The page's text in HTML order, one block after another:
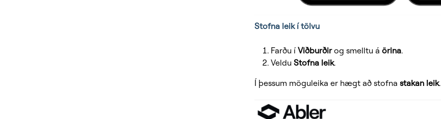
Stofna leik í tölvu
Farðu íViðburðirog smelltu áörina.
VelduStofna leik.
Í þessum möguleika er hægt að stofnastakan leik.